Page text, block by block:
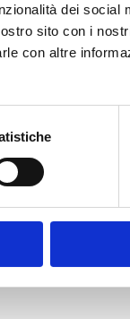
dei social
sito con i
con altre